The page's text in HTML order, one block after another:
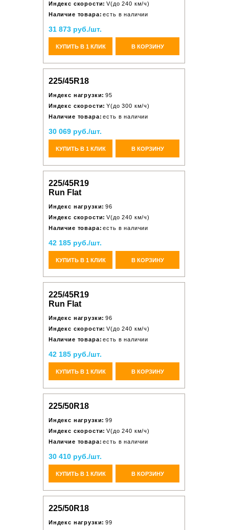
Индекс скорости: V(до 240 км/ч)
Наличие товара: есть в наличии
31 873 руб./шт.
КУПИТЬ В 1 КЛИК В КОРЗИНУ
225/45R18
Индекс нагрузки: 95
Индекс скорости: Y(до 300 км/ч)
Наличие товара: есть в наличии
30 069 руб./шт.
КУПИТЬ В 1 КЛИК В КОРЗИНУ
225/45R19
Run Flat
Индекс нагрузки: 96
Индекс скорости: V(до 240 км/ч)
Наличие товара: есть в наличии
42 185 руб./шт.
КУПИТЬ В 1 КЛИК В КОРЗИНУ
225/45R19
Run Flat
Индекс нагрузки: 96
Индекс скорости: V(до 240 км/ч)
Наличие товара: есть в наличии
42 185 руб./шт.
КУПИТЬ В 1 КЛИК В КОРЗИНУ
225/50R18
Индекс нагрузки: 99
Индекс скорости: V(до 240 км/ч)
Наличие товара: есть в наличии
30 410 руб./шт.
КУПИТЬ В 1 КЛИК В КОРЗИНУ
225/50R18
Индекс нагрузки: 99